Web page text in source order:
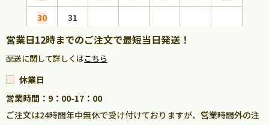
30
31
営業日12時までのご注文で最短当日発送！
配送に関して詳しくはこちら
休業日
営業時間：9：00-17：00
ご注文は24時間年中無休で受け付けておりますが、営業時間外の注